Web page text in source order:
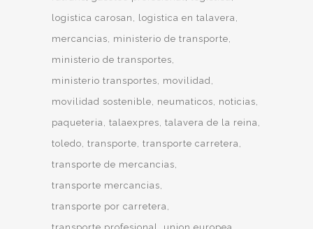
logistica carosan
logistica en talavera
mercancias
ministerio de transporte
ministerio de transportes
ministerio transportes
movilidad
movilidad sostenible
neumaticos
noticias
paqueteria talaexpres talavera de la reina
toledo transporte transporte carretera
transporte de mercancias
transporte mercancias
transporte por carretera